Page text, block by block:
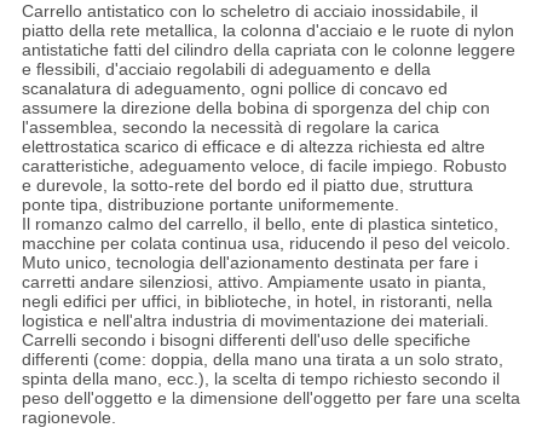
Carrello antistatico con lo scheletro di acciaio inossidabile, il
piatto della rete metallica, la colonna d'acciaio e le ruote di nylon
antistatiche fatti del cilindro della capriata con le colonne leggere
e flessibili, d'acciaio regolabili di adeguamento e della
scanalatura di adeguamento, ogni pollice di concavo ed
assumere la direzione della bobina di sporgenza del chip con
l'assemblea, secondo la necessità di regolare la carica
elettrostatica scarico di efficace e di altezza richiesta ed altre
caratteristiche, adeguamento veloce, di facile impiego. Robusto
e durevole, la sotto-rete del bordo ed il piatto due, struttura
ponte tipa, distribuzione portante uniformemente.
Il romanzo calmo del carrello, il bello, ente di plastica sintetico,
macchine per colata continua usa, riducendo il peso del veicolo.
Muto unico, tecnologia dell'azionamento destinata per fare i
carretti andare silenziosi, attivo. Ampiamente usato in pianta,
negli edifici per uffici, in biblioteche, in hotel, in ristoranti, nella
logistica e nell'altra industria di movimentazione dei materiali.
Carrelli secondo i bisogni differenti dell'uso delle specifiche
differenti (come: doppia, della mano una tirata a un solo strato,
spinta della mano, ecc.), la scelta di tempo richiesto secondo il
peso dell'oggetto e la dimensione dell'oggetto per fare una scelta
ragionevole.